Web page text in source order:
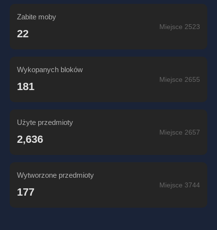
Zabite moby
22
Miejsce 2523
Wykopanych bloków
181
Miejsce 2655
Użyte przedmioty
2,636
Miejsce 2657
Wytworzone przedmioty
177
Miejsce 3744